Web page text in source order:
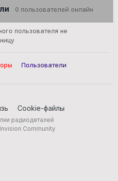
0 пользователей онлайн
пользователя не
Пользователи
Cookie-файлы
радиодеталей
Community